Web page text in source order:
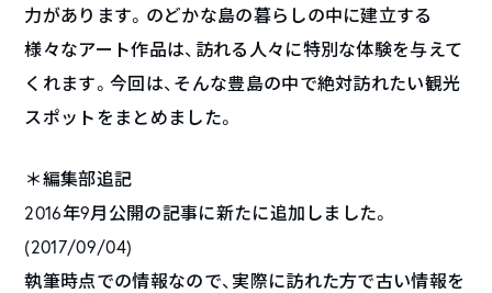
力があります。のどかな島の暮らしの中に建立する
様々なアート作品は、訪れる人々に特別な体験を与えて
くれます。今回は、そんな豊島の中で絶対訪れたい観光
スポットをまとめました。
＊編集部追記
2016年9月公開の記事に新たに追加しました。
(2017/09/04)
執筆時点での情報なので、実際に訪れた方で古い情報を